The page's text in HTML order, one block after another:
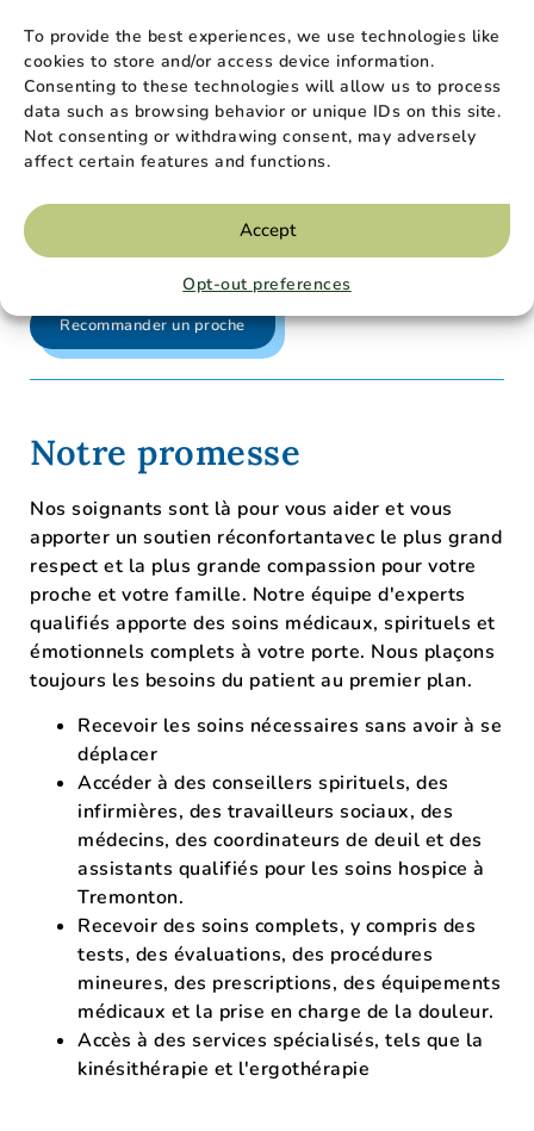
To provide the best experiences, we use technologies like
cookies to store and/or access device information.
Consenting to these technologies will allow us to process
data such as browsing behavior or unique IDs on this site.
Not consenting or withdrawing consent, may adversely
affect certain features and functions.
Accept
Opt-out preferences
aider les patients à comprendre ce que leurs
polices couvrent et quelles limites et
franchises peuvent s'appliquer.
Soins Palliative
Soins Primary mobiles
Recommander un proche
Notre promesse
Nos soignants sont là pour vous aider et vous
apporter un soutien réconfortantavec le plus grand
respect et la plus grande compassion pour votre
proche et votre famille. Notre équipe d'experts
qualifiés apporte des soins médicaux, spirituels et
émotionnels complets à votre porte. Nous plaçons
toujours les besoins du patient au premier plan.
Recevoir les soins nécessaires sans avoir à se
déplacer
Accéder à des conseillers spirituels, des
infirmières, des travailleurs sociaux, des
médecins, des coordinateurs de deuil et des
assistants qualifiés pour les soins hospice à
Tremonton.
Recevoir des soins complets, y compris des
tests, des évaluations, des procédures
mineures, des prescriptions, des équipements
médicaux et la prise en charge de la douleur.
Accès à des services spécialisés, tels que la
kinésithérapie et l'ergothérapie